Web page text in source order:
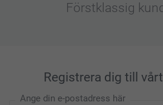
Förstklassig
Registrera dig till
Ange din e-postadress här